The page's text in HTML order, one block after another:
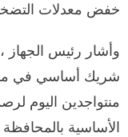
خفض معدلات
وأشار رئيس الجهاز
شريك أساسي في
منتواجدين اليوم
الأساسية